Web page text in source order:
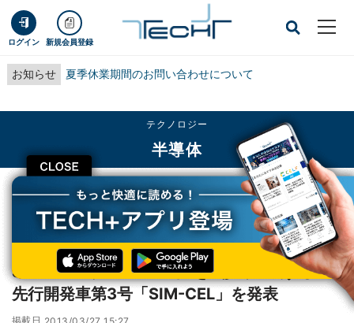
ログイン 新規会員登録
お知らせ 夏季休業期間のお問い合わせについて
CLOSE
テクノロジー
半導体
TECH+ テクノロジー
半導体
SIM-Drive、0-100km/hを4秒で達成するEV先行開発車第3号「SIM-CEL」を
SIM-Drive、0-100km/hを4秒で達成するEV
先行開発車第3号「SIM-CEL」を発表
掲載日